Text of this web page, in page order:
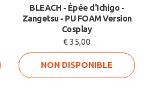
BLEACH - Épée d'Ichigo -
Zangetsu - PU FOAM Version
Cosplay
€ 35,00
NON DISPONIBLE